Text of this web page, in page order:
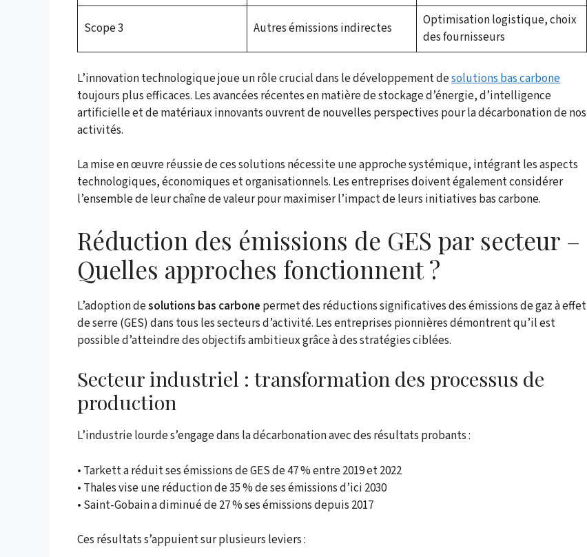
Scope 3 Autres émissions indirectes
Optimisation logistique, choix
des fournisseurs
L’innovation technologique joue un rôle crucial dans le développement desolutions bas carbone
toujours plus efficaces. Les avancées récentes en matière de stockage d’énergie, d’intelligence
artificielle et de matériaux innovants ouvrent de nouvelles perspectives pour la décarbonation de nos
activités.
La mise en œuvre réussie de ces solutions nécessite une approche systémique, intégrant les aspects
technologiques, économiques et organisationnels. Les entreprises doivent également considérer
l’ensemble de leur chaîne de valeur pour maximiser l’impact de leurs initiatives bas carbone.
Réduction des émissions de GES par secteur –
Quelles approches fonctionnent ?
L’adoption desolutions bas carbone permet des réductions significatives des émissions de gaz à effet
de serre (GES) dans tous les secteurs d’activité. Les entreprises pionnières démontrent qu’il est
possible d’atteindre des objectifs ambitieux grâce à des stratégies ciblées.
Secteur industriel : transformation des processus de
production
L’industrie lourde s’engage dans la décarbonation avec des résultats probants :
• Tarkett a réduit ses émissions de GES de 47 % entre 2019 et 2022
• Thales vise une réduction de 35 % de ses émissions d’ici 2030
• Saint-Gobain a diminué de 27 % ses émissions depuis 2017
Ces résultats s’appuient sur plusieurs leviers :